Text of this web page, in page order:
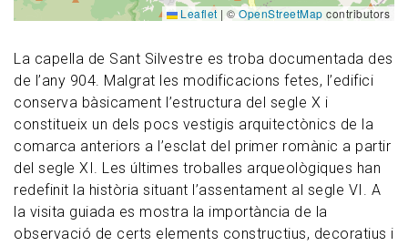
La capella de Sant Silvestre es troba documentada des
de l’any 904. Malgrat les modificacions fetes, l’edifici
conserva bàsicament l’estructura del segle X i
constitueix un dels pocs vestigis arquitectònics de la
comarca anteriors a l’esclat del primer romànic a partir
del segle XI. Les últimes troballes arqueològiques han
redefinit la història situant l’assentament al segle VI. A
la visita guiada es mostra la importància de la
observació de certs elements constructius, decoratius i
Leaflet | © OpenStreetMap contributors